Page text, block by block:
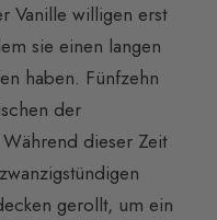
Vanille willigen erst
sie einen langen
haben. Fünfzehn
der
dieser Zeit
gerollt, um ein